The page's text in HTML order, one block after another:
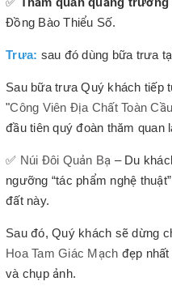
Đồng Bào Thiểu Số.
Trưa: sau đó dùng bữa trưa
Sau bữa trưa Quý khách tiếp
"Công Viên Địa Chất Toàn
đầu tiên quý đoàn thăm quan
✅ Núi Đôi Quản Bạ – Du
ngưỡng “tác phẩm nghệ
đất này.
Sau đó, Quý khách sẽ dừng
Hoa Tam Giác Mạch đẹp
và chụp ảnh.